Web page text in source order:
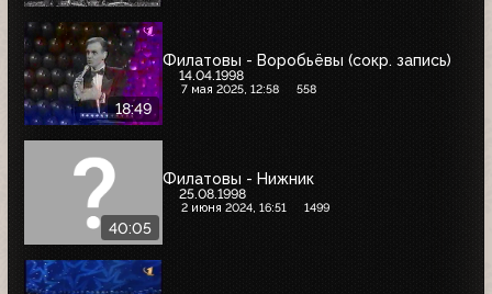
18:49
Филатовы - Воробьёвы (сокр. запись)
14.04.1998
7 мая 2025, 12:58 558
40:05
Филатовы - Нижник
25.08.1998
2 июня 2024, 16:51 1499